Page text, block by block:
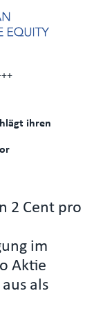
ihren
2 Cent pro
im
Aktie
als